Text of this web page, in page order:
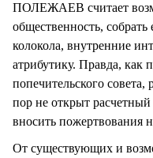
ПОЛЕЖАЕВ считает
общественность,
колокола, внутренние
атрибутику. Правда, как
попечительского
пор не открыт
вносить пожертвования
От существующих и